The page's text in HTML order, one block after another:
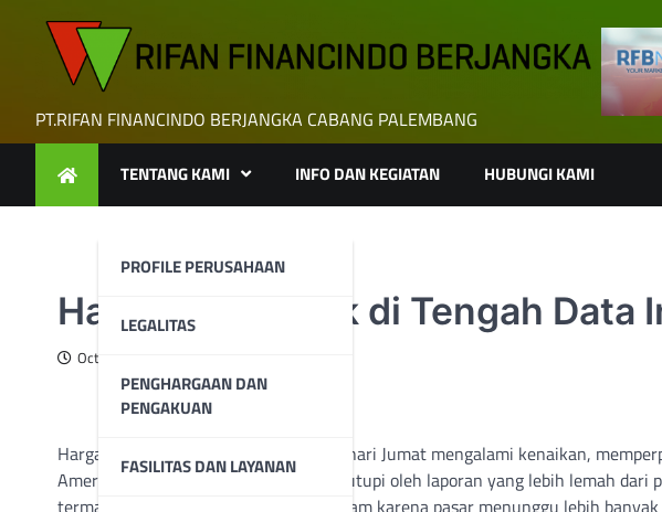
PT.RIFAN FINANCINDO BERJANGKA CABANG PALEMBANG
TENTANG KAMI
PROFILE PERUSAHAAN
LEGALITAS
PENGHARGAAN DAN
PENGAKUAN
FASILITAS DAN LAYANAN
INFO DAN KEGIATAN HUBUNGI KAMI
Harga Emas Naik di Tengah Data
October 11, 2024
Harga emas di perdagangan Asia pada hari Jumat mengalami kenaikan,
Amerika Serikat yang kuat sedikit tertutupi oleh laporan yang lebih lemah dari
termasuk tembaga, juga meningkat tajam karena pasar menunggu lebih